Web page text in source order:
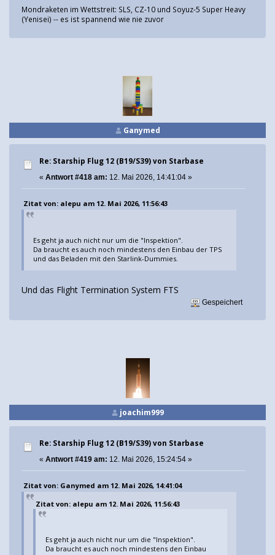
Mondraketen im Wettstreit: SLS, CZ-10 und Soyuz-5 Super Heavy
(Yenisei) -- es ist spannend wie nie zuvor
Ganymed
Re: Starship Flug 12 (B19/S39) von Starbase
« Antwort #418 am: 12. Mai 2026, 14:41:04 »
Zitat von: alepu am 12. Mai 2026, 11:56:43
Es geht ja auch nicht nur um die "Inspektion".
Da braucht es auch noch mindestens den Einbau der TPS
und das Beladen mit den Starlink-Dummies.
Und das Flight Termination System FTS
Gespeichert
joachim999
Re: Starship Flug 12 (B19/S39) von Starbase
« Antwort #419 am: 12. Mai 2026, 15:24:54 »
Zitat von: Ganymed am 12. Mai 2026, 14:41:04
Zitat von: alepu am 12. Mai 2026, 11:56:43
Es geht ja auch nicht nur um die "Inspektion".
Da braucht es auch noch mindestens den Einbau